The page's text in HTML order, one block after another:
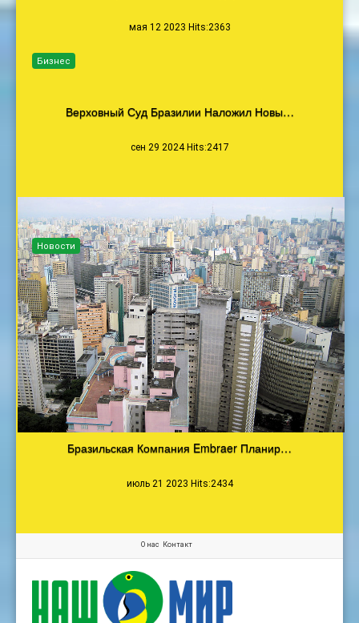
мая 12 2023 Hits:2363
Верховный Суд Бразилии Наложил Новы…
сен 29 2024 Hits:2417
Бизнес
Бразильская Компания Embraer Планир…
июль 21 2023 Hits:2434
Новости
О нас Контакт